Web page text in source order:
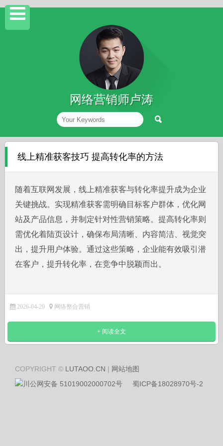
网络营销师卢涛
线上精准获客技巧 提高转化率的方法
随着互联网发展，线上精准获客与转化率提升成为企业
关键挑战。实现精准获客需明确目标客户群体，优化网
站及产品信息，并制定针对性营销策略。提高转化率则
需优化着陆页设计，确保布局清晰、内容简洁、视觉突
出，提升用户体验。通过这些策略，企业能有效吸引潜
在客户，提升转化率，在竞争中脱颖而出。
2026-04-20 网络整合营销
+ 阅读全文
COPYRIGHT © LUTAOO.CN | 网站地图
川公网安备 51019002000702号
蜀ICP备18028970号-2